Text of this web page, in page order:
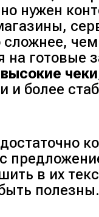
нужен
сложнее, чем
на готовые
чеки
и более
в их
полезны.